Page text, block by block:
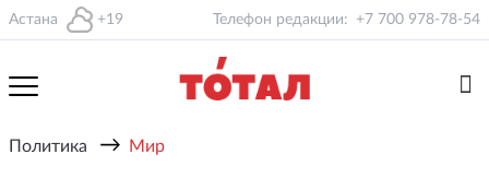
Астана +19 Телефон редакции: +7 700 978-78-54
Политика → Мир